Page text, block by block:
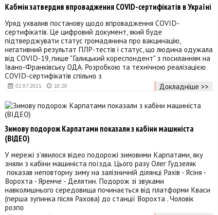
02.07.2021 10:20
Кабмін затвердив впровадження COVID-сертифікатів в Україні
Уряд ухвалив постанову щодо впровадження COVID-
сертифікатів. Це цифровий документ, який буде
підтверджувати статус громадянина про вакцинацію,
негативний результат ПЛР-тестів і статус, що людина одужала
від COVID-19, пише "Галицький кореспондент" з посиланням на
Івано-Франківську ОДА. Розробкою та технічною реалізацією
COVID-сертифікатів спільно з
Докладніше >>
Зимову подорож Карпатами показали з кабіни машиніста
(ВІДЕО)
У мережі з'явилося відео подорожі зимовими Карпатами, яку
зняли з кабіни машиніста поїзда. Цього разу Олег Гудзеляк
показав неповторну зиму на залізничній ділянці Рахів - Ясіня -
Ворохта - Яремче - Делятин. Подорож зі звуками
навколишнього середовища починається від платформи Кваси
(перша зупинка після Рахова) до станції Ворохта . Чоловік
розпо